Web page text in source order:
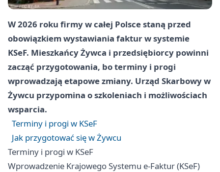
W 2026 roku firmy w całej Polsce staną przed
obowiązkiem wystawiania faktur w systemie
KSeF. Mieszkańcy Żywca i przedsiębiorcy powinni
zacząć przygotowania, bo terminy i progi
wprowadzają etapowe zmiany. Urząd Skarbowy w
Żywcu przypomina o szkoleniach i możliwościach
wsparcia.
Terminy i progi w KSeF
Jak przygotować się w Żywcu
Terminy i progi w KSeF
Wprowadzenie Krajowego Systemu e‑Faktur (KSeF)